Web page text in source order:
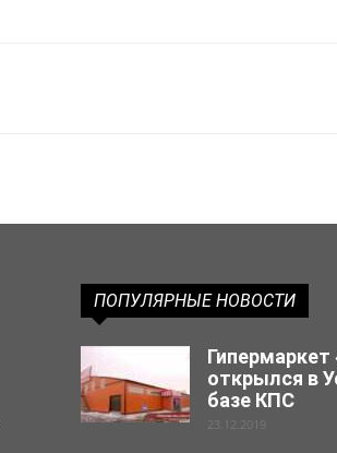
ПОПУЛЯРНЫЕ НОВОСТИ
открылся в
базе КПС
23.12.2019